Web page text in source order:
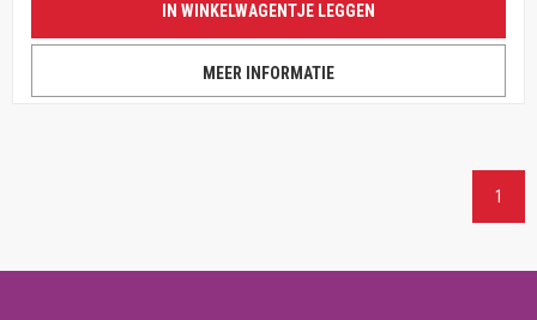
IN WINKELWAGENTJE LEGGEN
MEER INFORMATIE
1